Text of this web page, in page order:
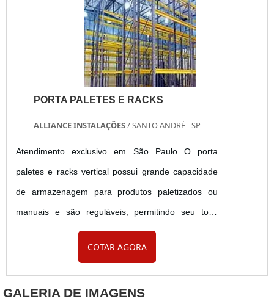
PORTA PALETES E RACKS
ALLIANCE INSTALAÇÕES/ SANTO ANDRÉ - SP
Atendimento exclusivo em São Paulo O porta
paletes e racks vertical possui grande capacidade
de armazenagem para produtos paletizados ou
manuais e são reguláveis, permitindo seu total
aproveitamento. O manuseio simples do
equipamento permite ao cliente mover, com muita
com sistema de encaixe. Função do porta paletes
COTAR AGORA
GALERIA DE IMAGENS